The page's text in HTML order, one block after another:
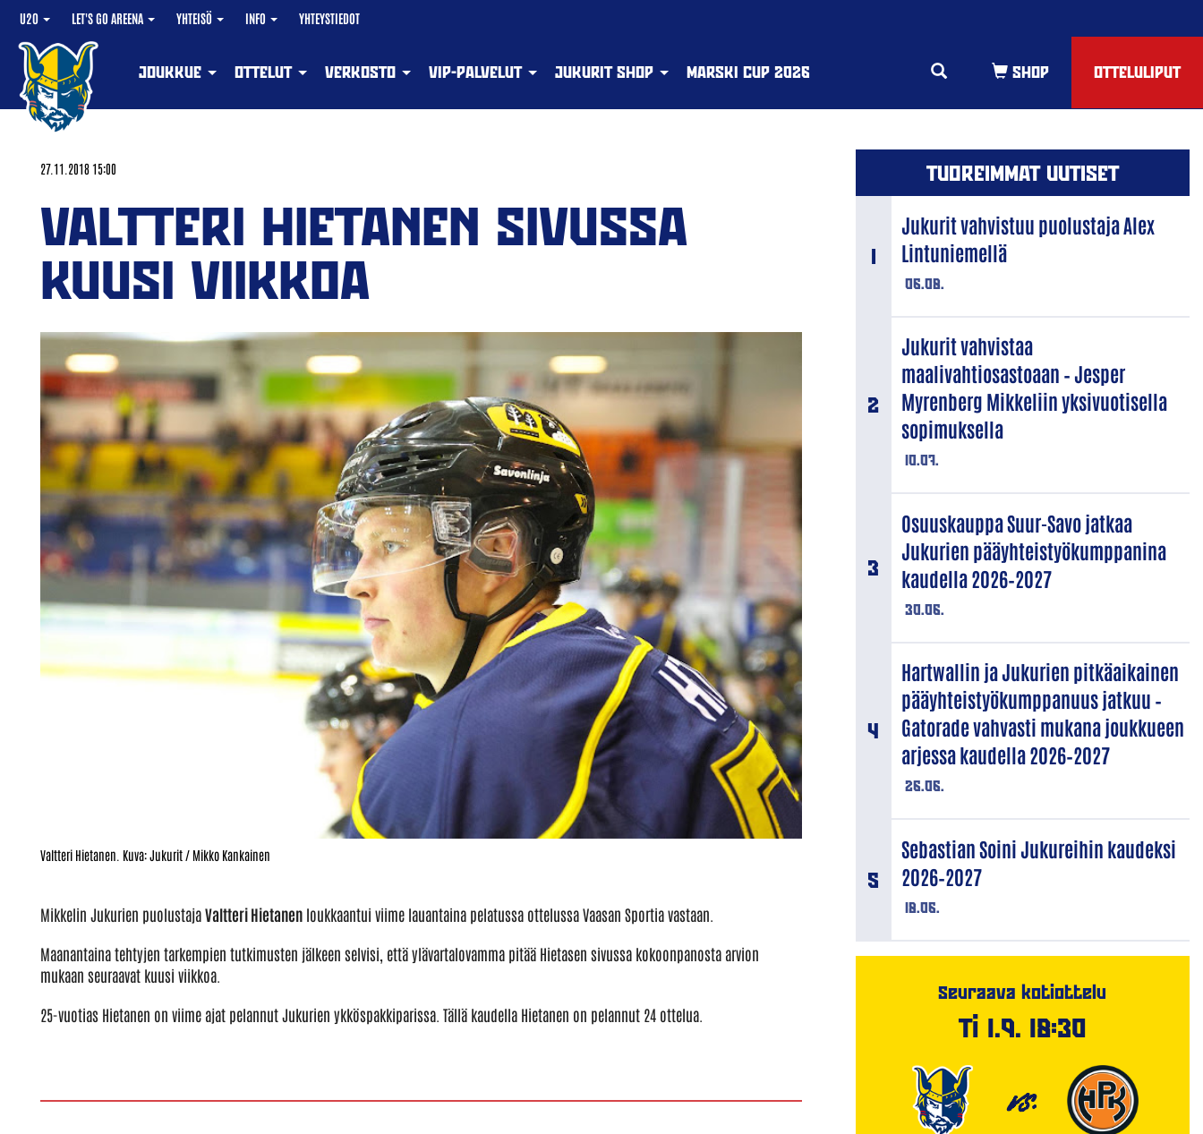
U20 LET'S GO AREENA YHTEISÖ INFO YHTEYSTIEDOT
OTTELULIPUT
JOUKKUE OTTELUT VERKOSTO VIP-PALVELUT JUKURIT SHOP MARSKI CUP 2026
27.11.2018 15:00
VALTTERI HIETANEN SIVUSSA
KUUSI VIIKKOA
Valtteri Hietanen. Kuva: Jukurit / Mikko Kankainen
Mikkelin Jukurien puolustajaValtteri Hietanen loukkaantui viime lauantaina pelatussa ottelussa Vaasan Sportia vastaan.
Maanantaina tehtyjen tarkempien tutkimusten jälkeen selvisi, että ylävartalovamma pitää Hietasen sivussa kokoonpanosta arvion
mukaan seuraavat kuusi viikkoa.
25-vuotias Hietanen on viime ajat pelannut Jukurien ykköspakkiparissa. Tällä kaudella Hietanen on pelannut 24 ottelua.
TUOREIMMAT UUTISET
06.08.
Jukurit vahvistuu puolustaja Alex
Lintuniemellä
10.07.
Jukurit vahvistaa
maalivahtiosastoaan – Jesper
Myrenberg Mikkeliin yksivuotisella
sopimuksella
30.06.
Osuuskauppa Suur-Savo jatkaa
Jukurien pääyhteistyökumppanina
kaudella 2026–2027
26.06.
Hartwallin ja Jukurien pitkäaikainen
pääyhteistyökumppanuus jatkuu –
Gatorade vahvasti mukana joukkueen
arjessa kaudella 2026–2027
18.06.
Sebastian Soini Jukureihin kaudeksi
2026–2027
Seuraava kotiottelu
Ti 1.9. 18:30
VS.